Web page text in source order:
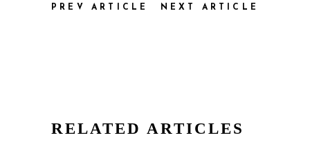
PREV ARTICLE NEXT ARTICLE
RELATED ARTICLES